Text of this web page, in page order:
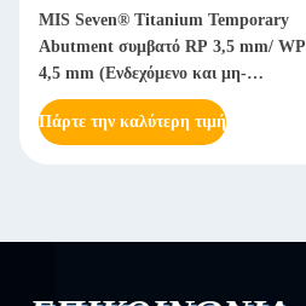
MIS Seven® Titanium Temporary
Abutment συμβατό RP 3,5 mm/ WP
4,5 mm (Ενδεχόμενο και μη-
Ενδεχόμενο)
Πάρτε την καλύτερη τιμή